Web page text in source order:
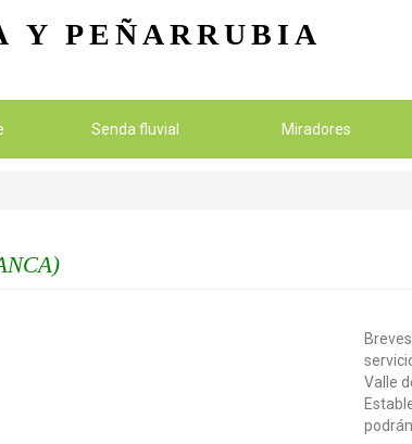
Y PEÑARRUBIA
Senda fluvial Miradores
Valle